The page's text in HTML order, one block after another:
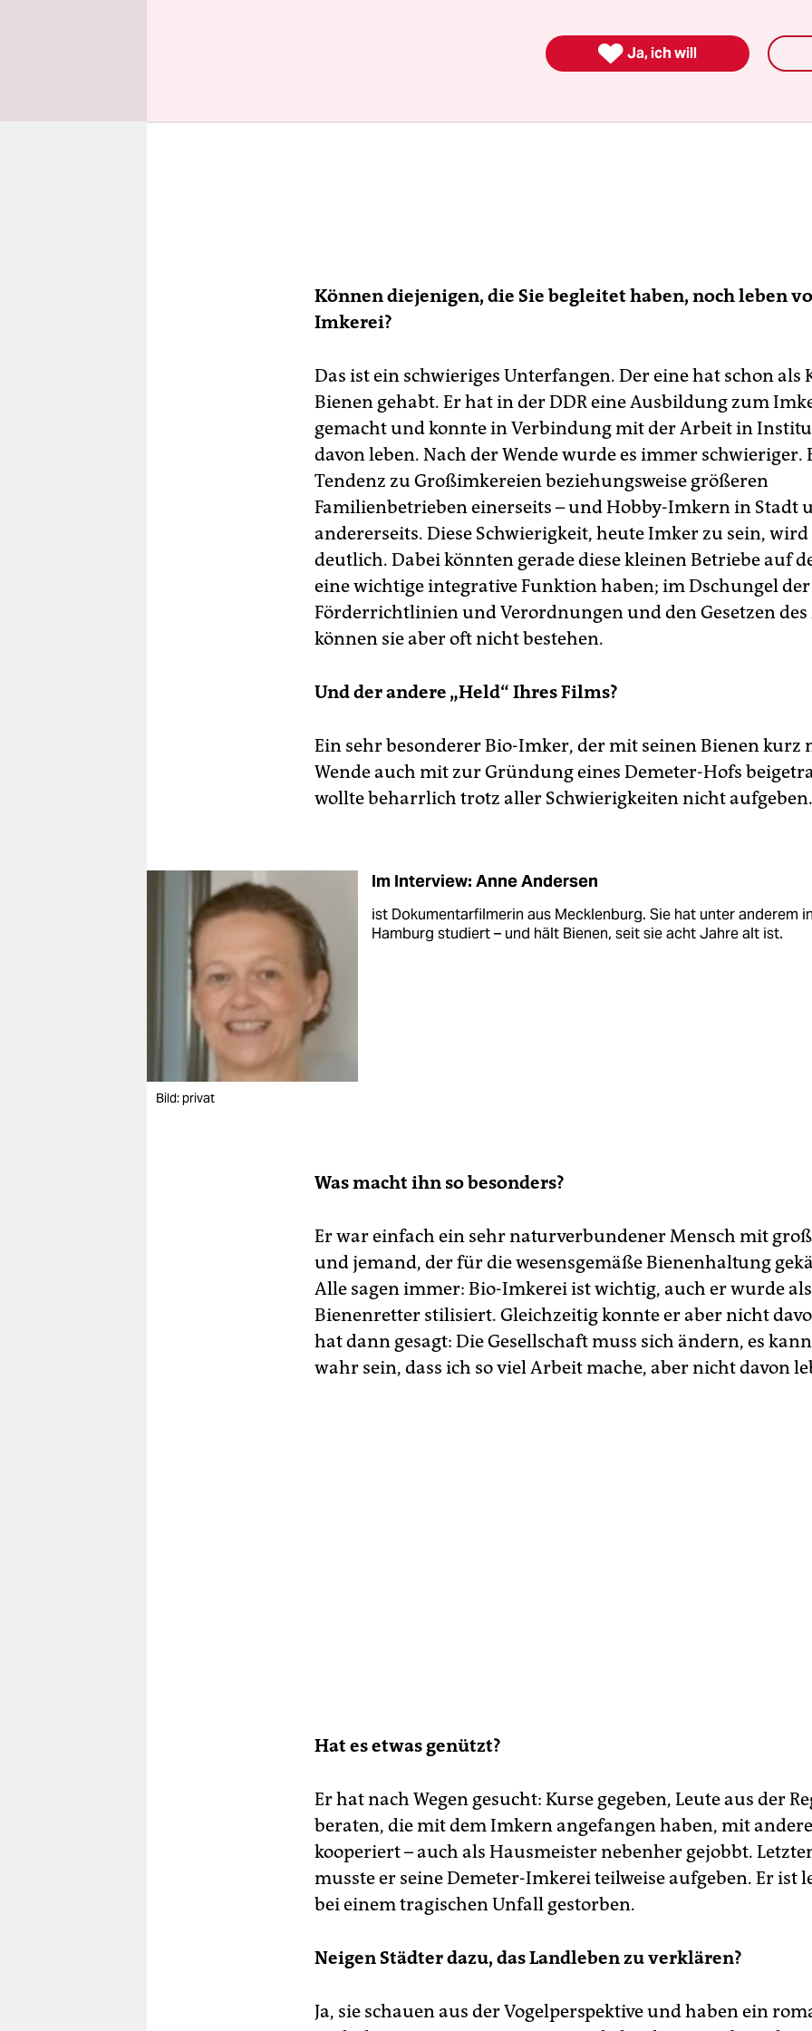
Können diejenigen, die Sie begleitet haben, noch leben
Imkerei?
Das ist ein schwieriges Unterfangen. Der eine hat schon als
Bienen gehabt. Er hat in der DDR eine Ausbildung zum
gemacht und konnte in Verbindung mit der Arbeit in
davon leben. Nach der Wende wurde es immer schwieriger.
Tendenz zu Großimkereien beziehungsweise größeren
Familienbetrieben einerseits – und Hobby-Imkern in Stadt
andererseits. Diese Schwierigkeit, heute Imker zu sein,
deutlich. Dabei könnten gerade diese kleinen Betriebe auf
eine wichtige integrative Funktion haben; im Dschungel der
Förderrichtlinien und Verordnungen und den Gesetzen
können sie aber oft nicht bestehen.
Und der andere „Held“ Ihres Films?
Ein sehr besonderer Bio-Imker, der mit seinen Bienen kurz
Wende auch mit zur Gründung eines Demeter-Hofs
wollte beharrlich trotz aller Schwierigkeiten nicht aufgeben.
Bild: privat
Im Interview: Anne Andersen
ist Dokumentarfilmerin aus Mecklenburg. Sie hat unter anderem
Hamburg studiert – und hält Bienen, seit sie acht Jahre alt ist.
Was macht ihn so besonders?
Er war einfach ein sehr naturverbundener Mensch mit
und jemand, der für die wesensgemäße Bienenhaltung
Alle sagen immer: Bio-Imkerei ist wichtig, auch er wurde als
Bienenretter stilisiert. Gleichzeitig konnte er aber nicht
hat dann gesagt: Die Gesellschaft muss sich ändern, es
wahr sein, dass ich so viel Arbeit mache, aber nicht davon
Hat es etwas genützt?
Er hat nach Wegen gesucht: Kurse gegeben, Leute aus der
beraten, die mit dem Imkern angefangen haben, mit
kooperiert – auch als Hausmeister nebenher gejobbt.
musste er seine Demeter-Imkerei teilweise aufgeben. Er ist
bei einem tragischen Unfall gestorben.
Neigen Städter dazu, das Landleben zu verklären?
Ja, sie schauen aus der Vogelperspektive und haben ein
 Ja, ich will